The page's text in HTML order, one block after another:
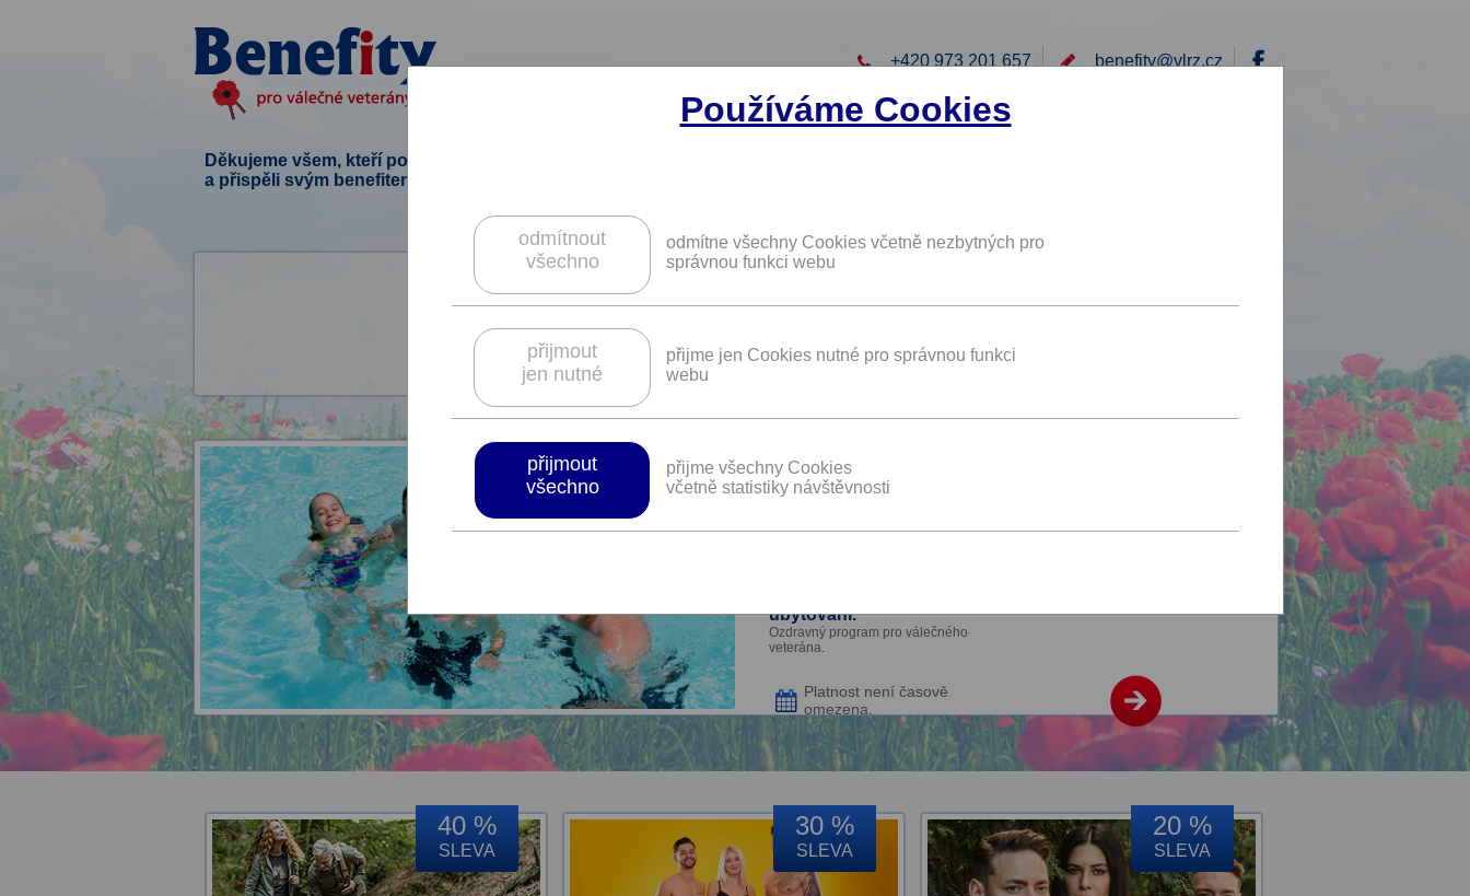
+420 973 201 657 benefity@vlrz.cz
Děkujeme všem, kteří podpořili tento projekt
a přispěli svým benefitem.
Používáme Cookies
odmítnout
všechno
odmítne všechny Cookies včetně nezbytných pro
správnou funkci webu
přijmout
jen nutné
přijme jen Cookies nutné pro správnou funkci
webu
přijmout
všechno
přijme všechny Cookies
včetně statistiky návštěvnosti
OBLEČENÍ, OBUV MÓDA
V této sekci je pro vás připraveno14 benefitů
pobyt s ozdravným
ubytování.
Ozdravný program pro válečného
veterána.
Platnost není časově
omezena.
40 %
SLEVA
30 %
SLEVA
20 %
SLEVA